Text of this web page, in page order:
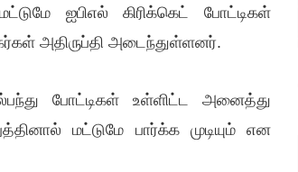
ஐபிஎல் கிரிக்கெட் போட்டிகள்
அதிருப்தி அடைந்துள்ளனர்.
போட்டிகள் உள்ளிட்ட அனைத்து
மட்டுமே பார்க்க முடியும் என